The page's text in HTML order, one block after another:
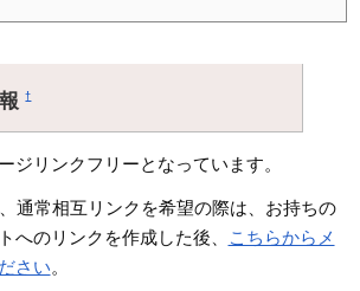
報†
ジリンクフリーとなっています。
通常相互リンクを希望の際は、お持ちの
へのリンクを作成した後、
こちらからメ
さい。